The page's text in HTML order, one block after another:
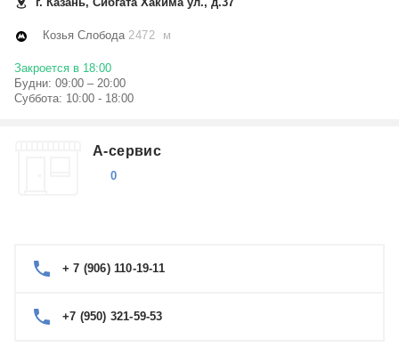
Козья Слобода2472 м
Закроется в 18:00
Будни: 09:00 – 20:00
Суббота: 10:00 - 18:00
А-сервис
0
+ 7 (906) 110-19-11
+7 (950) 321-59-53